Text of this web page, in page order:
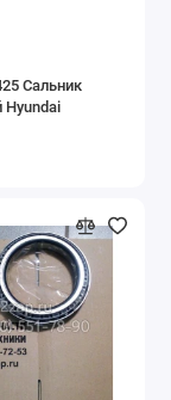
Сальник
Hyundai